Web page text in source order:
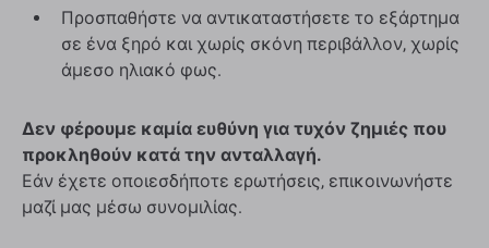
Προσπαθήστε να αντικαταστήσετε το εξάρτημα
σε ένα ξηρό και χωρίς σκόνη περιβάλλον, χωρίς
άμεσο ηλιακό φως.
Δεν φέρουμε καμία ευθύνη για τυχόν ζημιές που
προκληθούν κατά την ανταλλαγή.
Εάν έχετε οποιεσδήποτε ερωτήσεις, επικοινωνήστε
μαζί μας μέσω συνομιλίας.